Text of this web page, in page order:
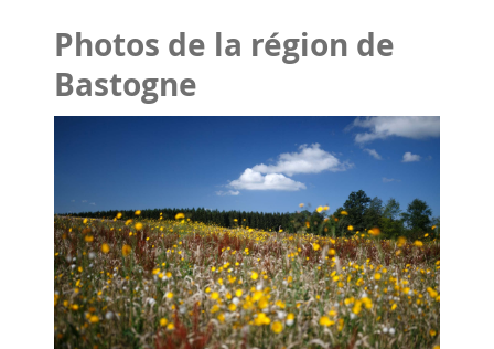
Photos de la région de
Bastogne